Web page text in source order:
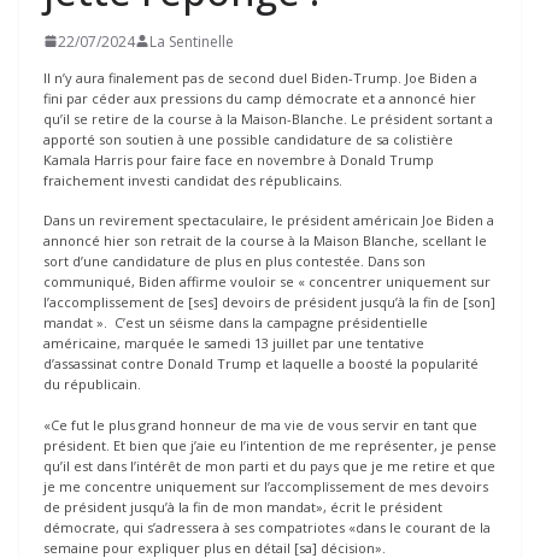
22/07/2024 La Sentinelle
Il n’y aura finalement pas de second duel Biden-Trump. Joe Biden a
fini par céder aux pressions du camp démocrate et a annoncé hier
qu’il se retire de la course à la Maison-Blanche. Le président sortant a
apporté son soutien à une possible candidature de sa colistière
Kamala Harris pour faire face en novembre à Donald Trump
fraichement investi candidat des républicains.
Dans un revirement spectaculaire, le président américain Joe Biden a
annoncé hier son retrait de la course à la Maison Blanche, scellant le
sort d’une candidature de plus en plus contestée. Dans son
communiqué, Biden affirme vouloir se « concentrer uniquement sur
l’accomplissement de [ses] devoirs de président jusqu’à la fin de [son]
mandat ». C’est un séisme dans la campagne présidentielle
américaine, marquée le samedi 13 juillet par une tentative
d’assassinat contre Donald Trump et laquelle a boosté la popularité
du républicain.
«Ce fut le plus grand honneur de ma vie de vous servir en tant que
président. Et bien que j’aie eu l’intention de me représenter, je pense
qu’il est dans l’intérêt de mon parti et du pays que je me retire et que
je me concentre uniquement sur l’accomplissement de mes devoirs
de président jusqu’à la fin de mon mandat», écrit le président
démocrate, qui s’adressera à ses compatriotes «dans le courant de la
semaine pour expliquer plus en détail [sa] décision».